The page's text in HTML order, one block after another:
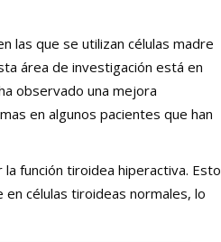
las que se utilizan células madre
área de investigación está en
observado una mejora
en algunos pacientes que han
función tiroidea hiperactiva. Esto
células tiroideas normales, lo